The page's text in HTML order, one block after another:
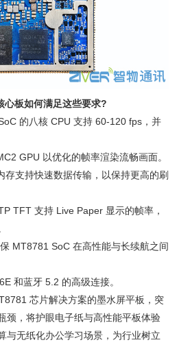
心板如何满足这些要求?
的八核 CPU 支持 60-120 fps，并
GPU 以优化的帧率渲染流畅画面。
支持快速数据传输，以保持更高的刷
支持 Live Paper 显示的帧率，
SoC 在高性能与长续航之间
和蓝牙 5.2 的高级连接。
芯片解决方案的墨水屏平板，突
颈，将护眼电子纸与高性能平板体验
与无纸化办公学习场景，为行业树立